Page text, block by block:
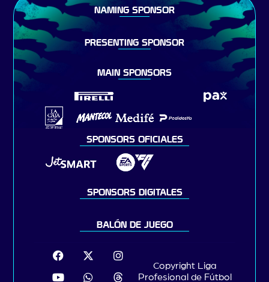
NAMING SPONSOR
PRESENTING SPONSOR
MAIN SPONSORS
SPONSORS OFICIALES
SPONSORS DIGITALES
BALÓN DE JUEGO
Copyright Liga
Profesional de Fútbol